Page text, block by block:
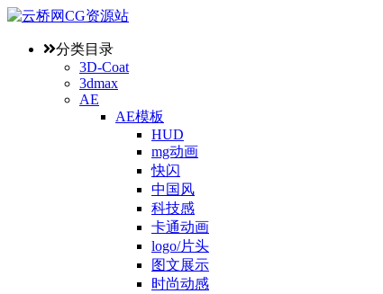
分类目录
3D-Coat
3dmax
AE
AE模板
HUD
mg动画
快闪
中国风
科技感
卡通动画
logo/片头
图文展示
时尚动感